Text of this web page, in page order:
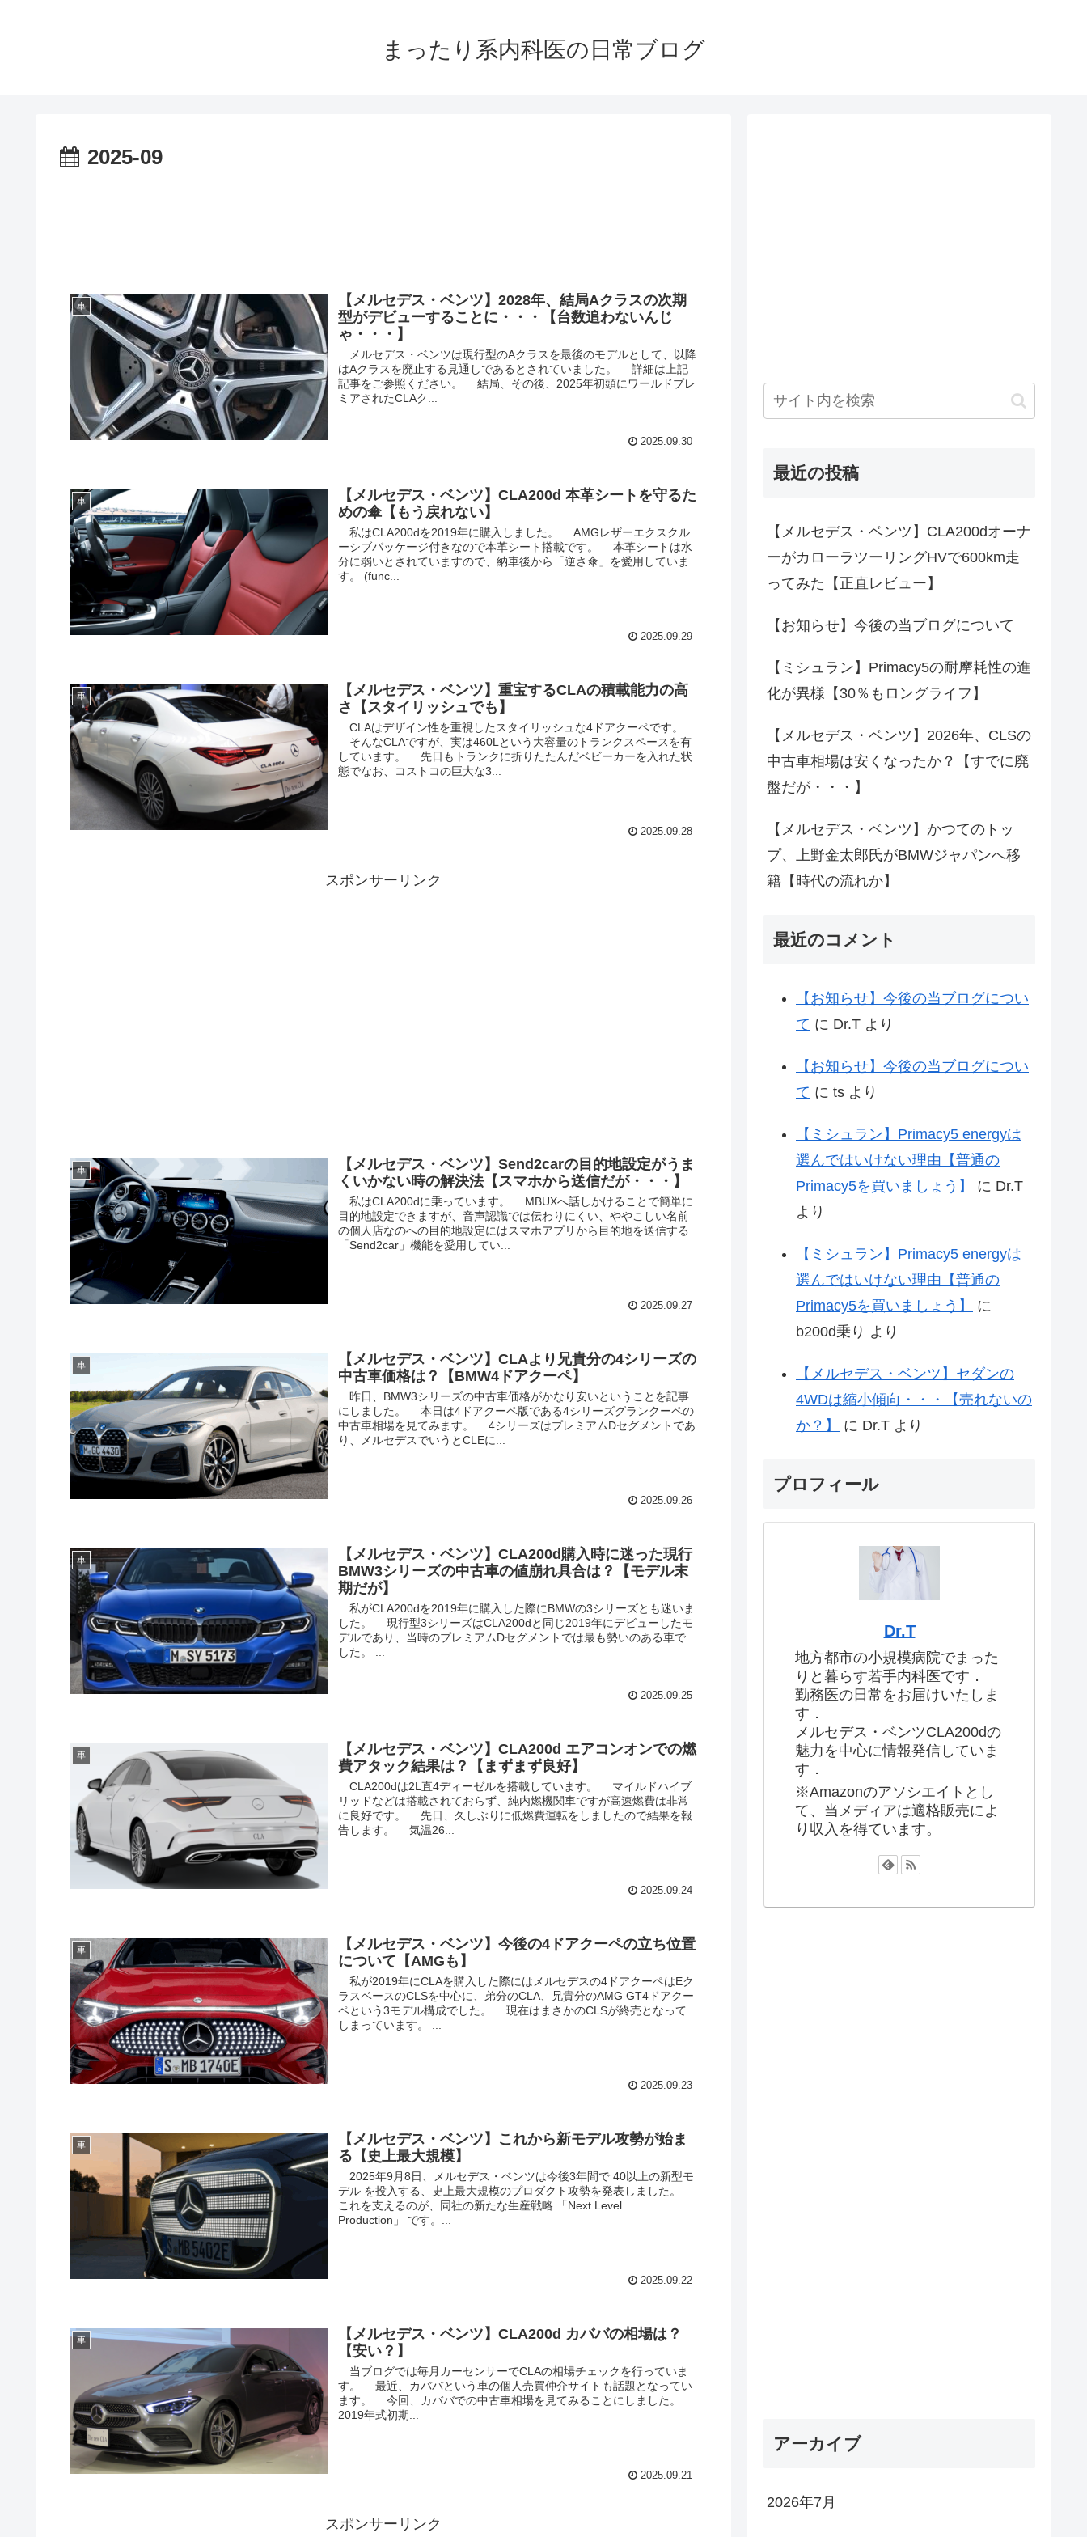
まったり系内科医の日常ブログ
2025-09
車
【メルセデス・ベンツ】2028年、結局Aクラスの次期
型がデビューすることに・・・【台数追わないんじ
ゃ・・・】
メルセデス・ベンツは現行型のAクラスを最後のモデルとして、以降
はAクラスを廃止する見通しであるとされていました。 詳細は上記
記事をご参照ください。 結局、その後、2025年初頭にワールドプレ
ミアされたCLAク...
2025.09.30
車
【メルセデス・ベンツ】CLA200d 本革シートを守るた
めの傘【もう戻れない】
私はCLA200dを2019年に購入しました。 AMGレザーエクスクル
ーシブパッケージ付きなので本革シート搭載です。 本革シートは水
分に弱いとされていますので、納車後から「逆さ傘」を愛用していま
す。 (func...
2025.09.29
車
【メルセデス・ベンツ】重宝するCLAの積載能力の高
さ【スタイリッシュでも】
CLAはデザイン性を重視したスタイリッシュな4ドアクーペです。
そんなCLAですが、実は460Lという大容量のトランクスペースを有
しています。 先日もトランクに折りたたんだベビーカーを入れた状
態でなお、コストコの巨大な3...
2025.09.28
スポンサーリンク
車
【メルセデス・ベンツ】Send2carの目的地設定がうま
くいかない時の解決法【スマホから送信だが・・・】
私はCLA200dに乗っています。 MBUXへ話しかけることで簡単に
目的地設定できますが、音声認識では伝わりにくい、ややこしい名前
の個人店なのへの目的地設定にはスマホアプリから目的地を送信する
「Send2car」機能を愛用してい...
2025.09.27
車
【メルセデス・ベンツ】CLAより兄貴分の4シリーズの
中古車価格は？【BMW4ドアクーペ】
昨日、BMW3シリーズの中古車価格がかなり安いということを記事
にしました。 本日は4ドアクーペ版である4シリーズグランクーペの
中古車相場を見てみます。 4シリーズはプレミアムDセグメントであ
り、メルセデスでいうとCLEに...
2025.09.26
車
【メルセデス・ベンツ】CLA200d購入時に迷った現行
BMW3シリーズの中古車の値崩れ具合は？【モデル末
期だが】
私がCLA200dを2019年に購入した際にBMWの3シリーズとも迷いま
した。 現行型3シリーズはCLA200dと同じ2019年にデビューしたモ
デルであり、当時のプレミアムDセグメントでは最も勢いのある車で
した。 ...
2025.09.25
車
【メルセデス・ベンツ】CLA200d エアコンオンでの燃
費アタック結果は？【まずまず良好】
CLA200dは2L直4ディーゼルを搭載しています。 マイルドハイブ
リッドなどは搭載されておらず、純内燃機関車ですが高速燃費は非常
に良好です。 先日、久しぶりに低燃費運転をしましたので結果を報
告します。 気温26...
2025.09.24
車
【メルセデス・ベンツ】今後の4ドアクーペの立ち位置
について【AMGも】
私が2019年にCLAを購入した際にはメルセデスの4ドアクーペはEク
ラスベースのCLSを中心に、弟分のCLA、兄貴分のAMG GT4ドアクー
ペという3モデル構成でした。 現在はまさかのCLSが終売となって
しまっています。 ...
2025.09.23
車
【メルセデス・ベンツ】これから新モデル攻勢が始ま
る【史上最大規模】
2025年9月8日、メルセデス・ベンツは今後3年間で 40以上の新型モ
デル を投入する、史上最大規模のプロダクト攻勢を発表しました。
これを支えるのが、同社の新たな生産戦略 「Next Level
Production」 です。...
2025.09.22
車
【メルセデス・ベンツ】CLA200d カババの相場は？
【安い？】
当ブログでは毎月カーセンサーでCLAの相場チェックを行っていま
す。 最近、カババという車の個人売買仲介サイトも話題となってい
ます。 今回、カババでの中古車相場を見てみることにしました。
2019年式初期...
2025.09.21
スポンサーリンク
最近の投稿
【メルセデス・ベンツ】CLA200dオーナ
ーがカローラツーリングHVで600km走
ってみた【正直レビュー】
【お知らせ】今後の当ブログについて
【ミシュラン】Primacy5の耐摩耗性の進
化が異様【30％もロングライフ】
【メルセデス・ベンツ】2026年、CLSの
中古車相場は安くなったか？【すでに廃
盤だが・・・】
【メルセデス・ベンツ】かつてのトッ
プ、上野金太郎氏がBMWジャパンへ移
籍【時代の流れか】
最近のコメント
【お知らせ】今後の当ブログについ
て に Dr.T より
【お知らせ】今後の当ブログについ
て に ts より
【ミシュラン】Primacy5 energyは
選んではいけない理由【普通の
Primacy5を買いましょう】
に Dr.T
より
【ミシュラン】Primacy5 energyは
選んではいけない理由【普通の
Primacy5を買いましょう】
に
b200d乗り より
【メルセデス・ベンツ】セダンの
4WDは縮小傾向・・・【売れないの
か？】
に Dr.T より
プロフィール
Dr.T
地方都市の小規模病院でまった
りと暮らす若手内科医です．
勤務医の日常をお届けいたしま
す．
メルセデス・ベンツCLA200dの
魅力を中心に情報発信していま
す．
※Amazonのアソシエイトとし
て、当メディアは適格販売によ
り収入を得ています。
アーカイブ
2026年7月